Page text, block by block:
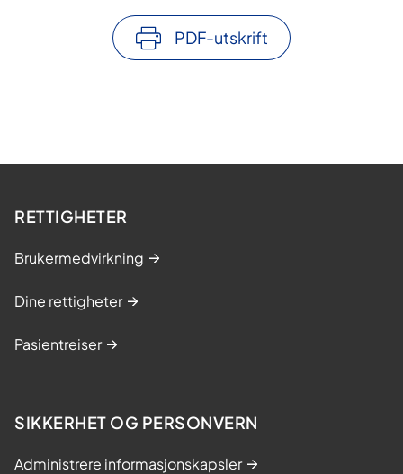
PDF-utskrift
RETTIGHETER
Brukermedvirkning
Dine rettigheter
Pasientreiser
SIKKERHET OG PERSONVERN
Administrere informasjonskapsler